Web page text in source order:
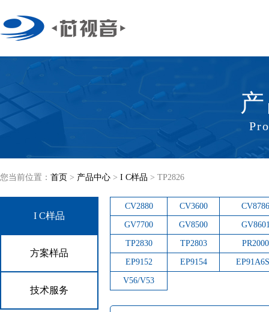
您当前位置： 首页 > 产品中心 > I C样品 > TP2826
I C样品
方案样品
技术服务
CV2880 CV3600 CV8786
GV7700 GV8500
TP2830 TP2803 PR2000
EP9152 EP9154
V56/V53